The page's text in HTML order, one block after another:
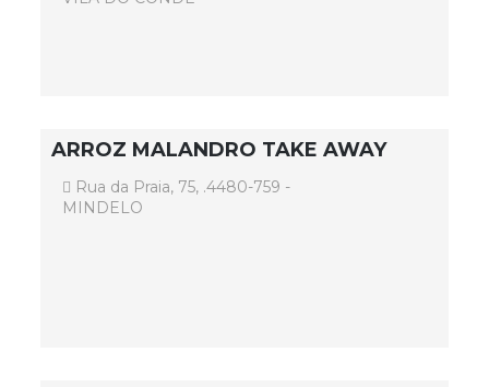
ARROZ MALANDRO TAKE AWAY
Rua da Praia, 75, .4480-759 -
MINDELO